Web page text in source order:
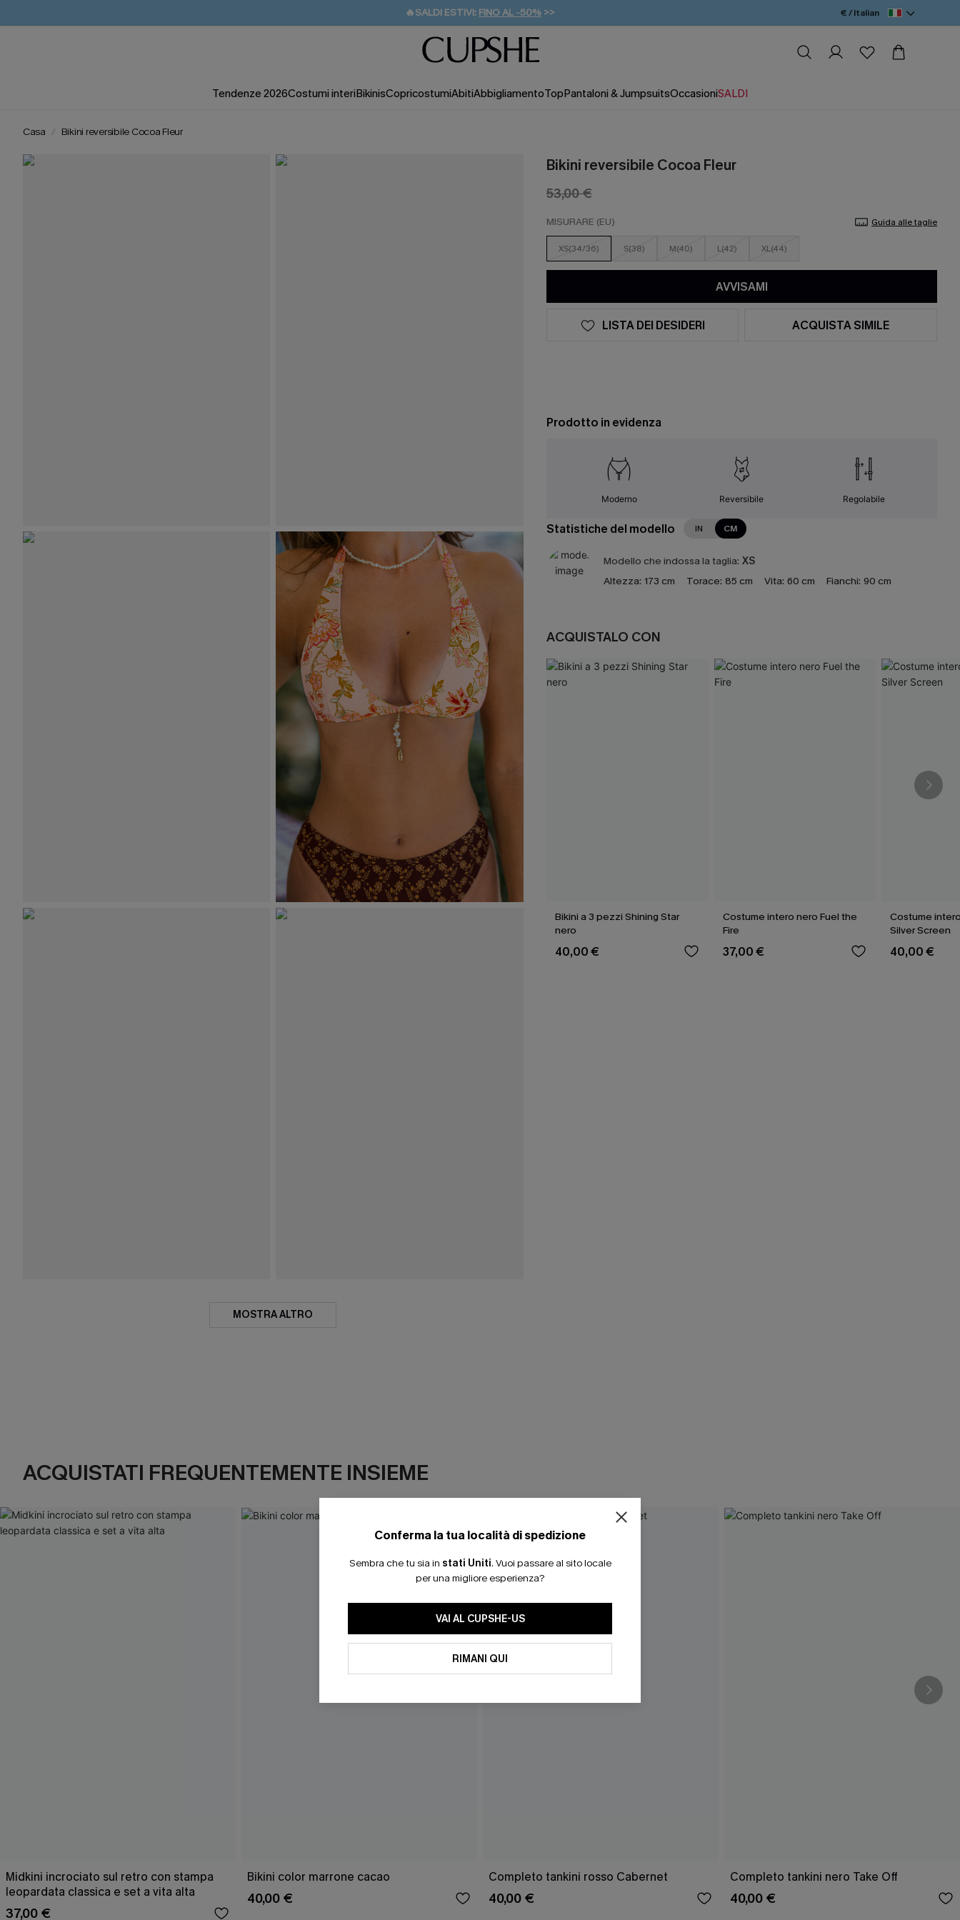
🔥SALDI ESTIVI: FINO AL -50% >>
🚚SPEDIZIONE GRATUITA DA 49€
💌REGALO PER I NUOVI: 20% DI SCONTO*
€ / Italian
Tendenze 2026Costumi interiBikinisCopricostumiAbitiAbbigliamentoTopPantaloni & JumpsuitsOccasioniSALDI
Casa Bikini reversibile Cocoa Fleur
MOSTRA ALTRO
Bikini reversibile Cocoa Fleur
53,00 €
MISURARE (EU) Guida alle taglie
XS(34/36) S(38) M(40) L(42) XL(44)
AVVISAMI
LISTA DEI DESIDERI ACQUISTA SIMILE
Prodotto in evidenza
Moderno Reversibile Regolabile
Statistiche del modello IN CM
Modello che indossa la taglia: XS
Altezza: 173 cm Torace: 85 cm Vita: 60 cm Fianchi: 90 cm
ACQUISTALO CON
Bikini a 3 pezzi Shining Star
nero
40,00 €
Costume intero nero Fuel the
Fire
37,00 €
Costume
Silver Screen
40,00 €
ACQUISTATI FREQUENTEMENTE INSIEME
Midkini incrociato sul retro con stampa
leopardata classica e set a vita alta
37,00 €
Bikini color marrone cacao
40,00 €
Completo tankini rosso Cabernet
40,00 €
Completo tankini nero Take Off
40,00 €
Conferma la tua località di spedizione
Sembra che tu sia in stati Uniti. Vuoi passare al sito locale
per una migliore esperienza?
VAI AL CUPSHE-US
RIMANI QUI